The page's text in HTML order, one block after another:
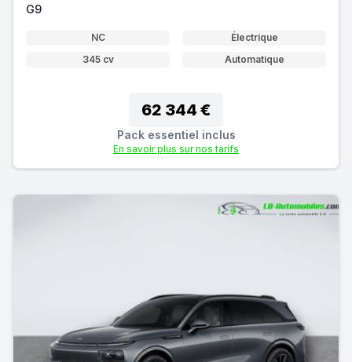
G9
NC
Électrique
345 cv
Automatique
62 344 €
Pack essentiel inclus
En savoir plus sur nos tarifs